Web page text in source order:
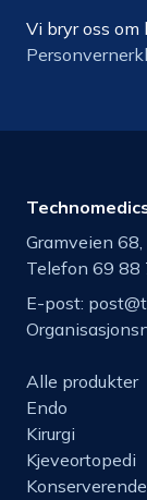
Vi bryr oss
Gramveien
Telefon 69 88
E-post:
Alle produkter
Endo
Kirurgi
Kjeveortopedi
Konserverende